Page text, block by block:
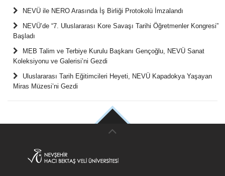
NEVÜ ile NERO Arasında İş Birliği Protokolü İmzalandı
NEVÜ’de “7. Uluslararası Kore Savaşı Tarihi Öğretmenler Kongresi”
Başladı
MEB Talim ve Terbiye Kurulu Başkanı Gençoğlu, NEVÜ Sanat
Koleksiyonu ve Galerisi’ni Gezdi
Uluslararası Tarih Eğitimcileri Heyeti, NEVÜ Kapadokya Yaşayan
Miras Müzesi’ni Gezdi